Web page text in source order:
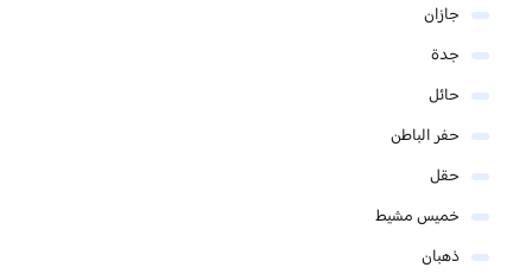
جازان
جدة
حائل
حفر الباطن
حقل
خميس مشيط
ذهبان